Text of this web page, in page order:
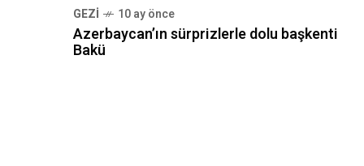
GEZI 10 ay önce
Azerbaycan’ın sürprizlerle dolu başkenti
Bakü